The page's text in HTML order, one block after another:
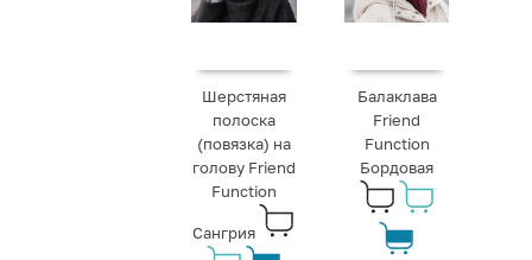
Шерстяная
полоска
(повязка) на
голову Friend
Function
Сангрия
Балаклава
Friend
Function
Бордовая